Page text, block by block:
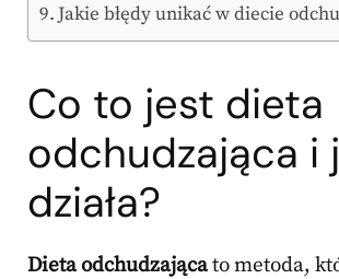
Jakie błędy unikać w diecie
Co to jest dieta
odchudzająca i
działa?
Dieta odchudzającato metoda,